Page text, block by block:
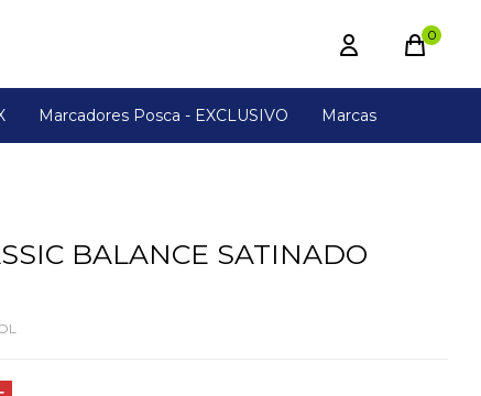
Marcadores Posca - EXCLUSIVO Marcas
0
BALANCE SATINADO